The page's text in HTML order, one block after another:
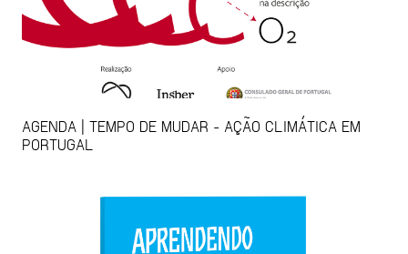
AGENDA | TEMPO DE MUDAR - AÇÃO CLIMÁTICA EM
PORTUGAL